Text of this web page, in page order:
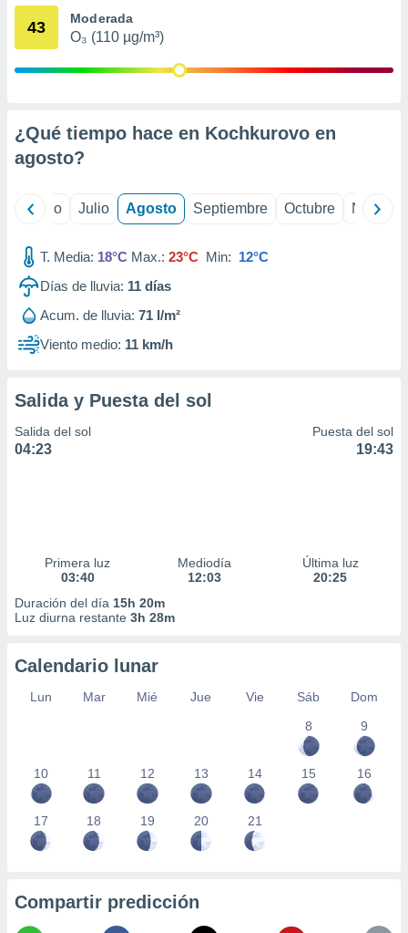
e
publicidad
1199
43 Moderada
O₃ (110 µg/m³)
¿Qué tiempo hace en Kochkurovo en
agosto?
Junio Julio Agosto Septiembre Octubre
T. Media: 18°C Max.: 23°C Min: 12°C
Días de lluvia: 11 días
Acum. de lluvia: 71 l/m²
Viento medio: 11 km/h
Salida y Puesta del sol
Salida del sol
04:23
Puesta del sol
19:43
Primera luz
03:40
Mediodía
12:03
Última luz
20:25
Duración del día 15h 20m
Luz diurna restante 3h 28m
Calendario lunar
Lun Mar Mié Jue Vie Sáb
Dom
8
9
10 11 12 13 14 15 16
17 18 19 20 21
Compartir predicción